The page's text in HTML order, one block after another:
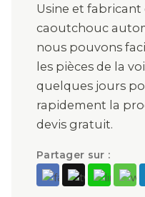
Usine et fabricant
caoutchouc
nous pouvons
les pièces de la
quelques jours
rapidement la
devis gratuit.
Partager sur :